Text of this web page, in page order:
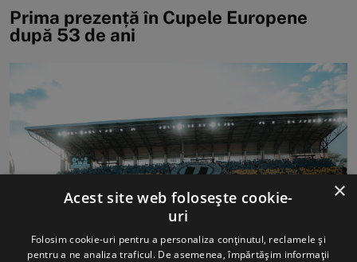
Prima prezență în Cupele Europene
după 53 de ani
×
Acest site web folosește cookie-
uri
Folosim cookie-uri pentru a personaliza conținutul, reclamele și
pentru a ne analiza traficul. De asemenea, împărtășim informații